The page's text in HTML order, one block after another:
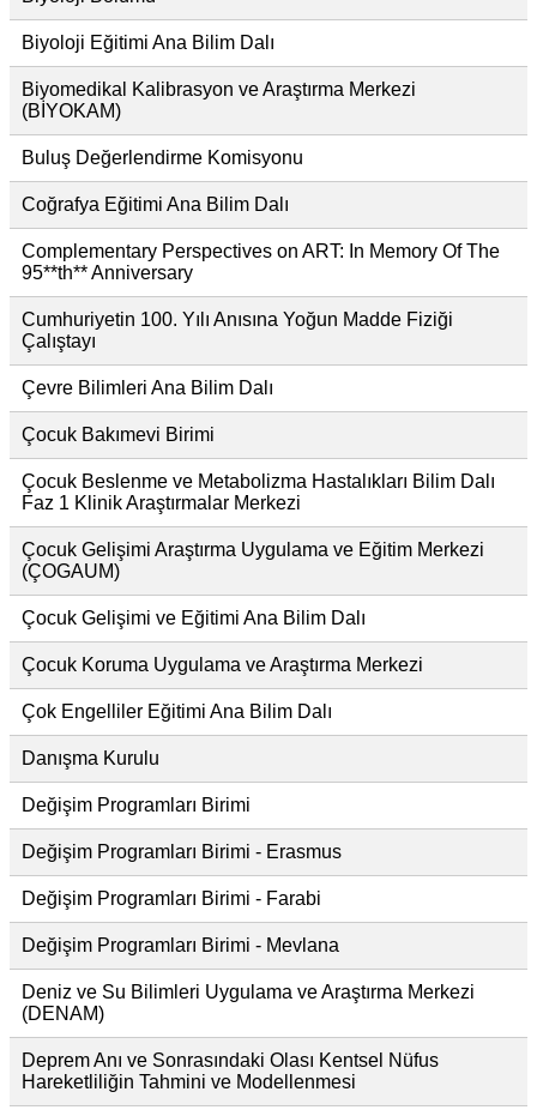
Biyoloji Eğitimi Ana Bilim Dalı
Biyomedikal Kalibrasyon ve Araştırma Merkezi
(BİYOKAM)
Buluş Değerlendirme Komisyonu
Coğrafya Eğitimi Ana Bilim Dalı
Complementary Perspectives on ART: In Memory Of The
95**th** Anniversary
Cumhuriyetin 100. Yılı Anısına Yoğun Madde Fiziği
Çalıştayı
Çevre Bilimleri Ana Bilim Dalı
Çocuk Bakımevi Birimi
Çocuk Beslenme ve Metabolizma Hastalıkları Bilim Dalı
Faz 1 Klinik Araştırmalar Merkezi
Çocuk Gelişimi Araştırma Uygulama ve Eğitim Merkezi
(ÇOGAUM)
Çocuk Gelişimi ve Eğitimi Ana Bilim Dalı
Çocuk Koruma Uygulama ve Araştırma Merkezi
Çok Engelliler Eğitimi Ana Bilim Dalı
Danışma Kurulu
Değişim Programları Birimi
Değişim Programları Birimi - Erasmus
Değişim Programları Birimi - Farabi
Değişim Programları Birimi - Mevlana
Deniz ve Su Bilimleri Uygulama ve Araştırma Merkezi
(DENAM)
Deprem Anı ve Sonrasındaki Olası Kentsel Nüfus
Hareketliliğin Tahmini ve Modellenmesi